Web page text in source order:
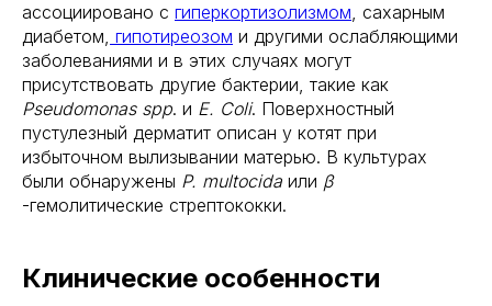
ассоциировано с гиперкортизолизмом, сахарным
диабетом, гипотиреозом и другими ослабляющими
заболеваниями и в этих случаях могут
присутствовать другие бактерии, такие как
Pseudomonas spp. и E. Coli. Поверхностный
пустулезный дерматит описан у котят при
избыточном вылизывании матерью. В культурах
были обнаружены P. multocida или β
-гемолитические стрептококки.
Клинические особенности